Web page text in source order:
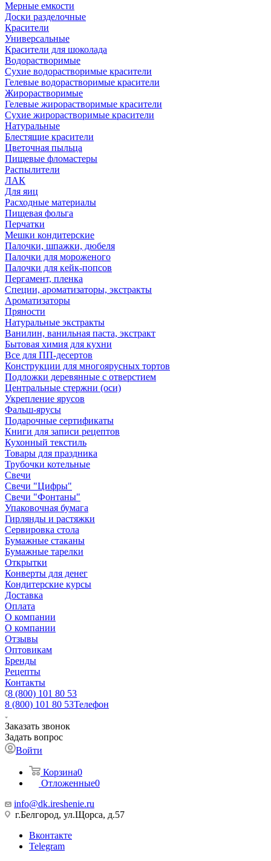
Мерные емкости
Доски разделочные
Красители
Универсальные
Красители для шоколада
Водорастворимые
Сухие водорастворимые красители
Гелевые водорастворимые красители
Жирорастворимые
Гелевые жирорастворимые красители
Сухие жирорастворимые красители
Натуральные
Блестящие красители
Цветочная пыльца
Пищевые фломастеры
Распылители
ЛАК
Для яиц
Расходные материалы
Пищевая фольга
Перчатки
Мешки кондитерские
Палочки, шпажки, дюбеля
Палочки для мороженого
Палочки для кейк-попсов
Пергамент, пленка
Специи, ароматизаторы, экстракты
Ароматизаторы
Пряности
Натуральные экстракты
Ванилин, ванильная паста, экстракт
Бытовая химия для кухни
Все для ПП-десертов
Конструкции для многоярусных тортов
Подложки деревянные с отверстием
Центральные стержни (оси)
Укрепление ярусов
Фальш-ярусы
Подарочные сертификаты
Книги для записи рецептов
Кухонный текстиль
Товары для праздника
Трубочки котельные
Свечи
Свечи "Цифры"
Свечи "Фонтаны"
Упаковочная бумага
Гирлянды и растяжки
Сервировка стола
Бумажные стаканы
Бумажные тарелки
Открытки
Конверты для денег
Кондитерские курсы
Доставка
Оплата
О компании
О компании
Отзывы
Оптовикам
Бренды
Рецепты
Контакты
8 (800) 101 80 53
8 (800) 101 80 53Телефон
Заказать звонок
Задать вопрос
Войти
Корзина0
Отложенные0
info@dk.ireshenie.ru
г.Белгород, ул.Щорса, д.57
Вконтакте
Telegram